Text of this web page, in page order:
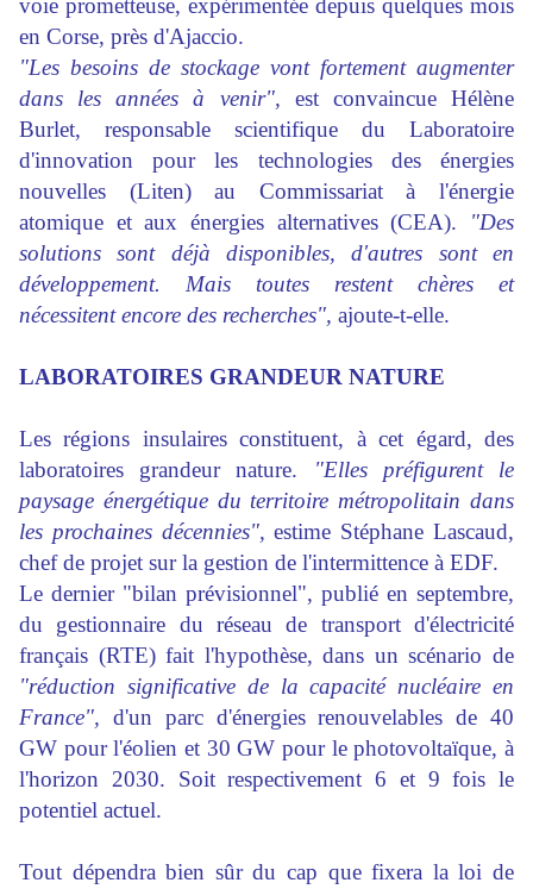
voie prometteuse, expérimentée depuis quelques mois
en Corse, près d'Ajaccio.
"Les besoins de stockage vont fortement augmenter
dans les années à venir", est convaincue Hélène
Burlet, responsable scientifique du Laboratoire
d'innovation pour les technologies des énergies
nouvelles (Liten) au Commissariat à l'énergie
atomique et aux énergies alternatives (CEA). "Des
solutions sont déjà disponibles, d'autres sont en
développement. Mais toutes restent chères et
nécessitent encore des recherches", ajoute-t-elle.
LABORATOIRES GRANDEUR NATURE
Les régions insulaires constituent, à cet égard, des
laboratoires grandeur nature.
"Elles préfigurent le
paysage énergétique du territoire métropolitain dans
les prochaines décennies", estime Stéphane Lascaud,
chef de projet sur la gestion de l'intermittence à EDF.
Le dernier "bilan prévisionnel", publié en septembre,
du gestionnaire du réseau de transport d'électricité
français (RTE) fait l'hypothèse, dans un scénario de
"réduction significative de la capacité nucléaire en
France", d'un parc d'énergies renouvelables de 40
GW pour l'éolien et 30 GW pour le photovoltaïque, à
l'horizon 2030. Soit respectivement 6 et 9 fois le
potentiel actuel.
Tout dépendra bien sûr du cap que fixera la loi de